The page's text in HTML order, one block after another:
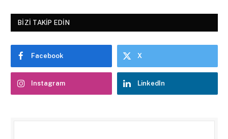
BIZI TAKIP EDIN
Facebook X
Instagram LinkedIn